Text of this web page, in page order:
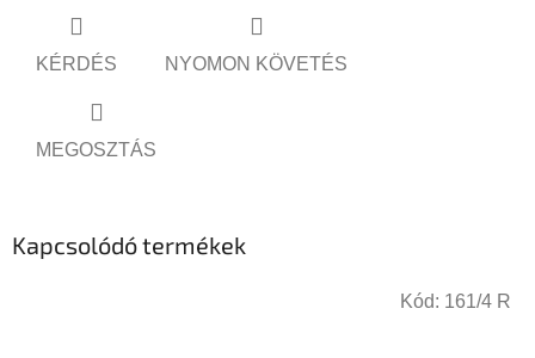
KÉRDÉS NYOMON KÖVETÉS
MEGOSZTÁS
Kapcsolódó termékek
Kód: 161/4 R